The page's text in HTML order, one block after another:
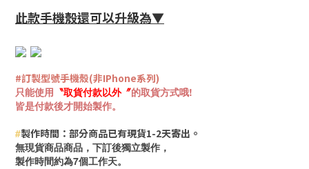
此款手機殼還可以升級為▼
#訂製型號手機殼(非IPhone系列)
只能使用 〝取貨付款以外〞的取貨方式哦!
皆是付款後才開始製作。
#製作時間：部分商品已有現貨1-2天寄出。
無現貨商品商品，下訂後獨立製作，
製作時間約為7個工作天。